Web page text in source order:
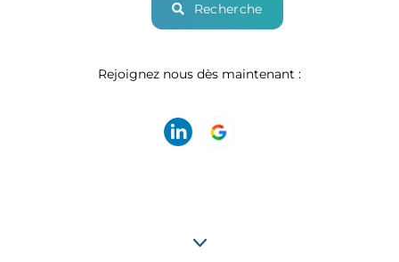
Recherche
Rejoignez nous dès maintenant :